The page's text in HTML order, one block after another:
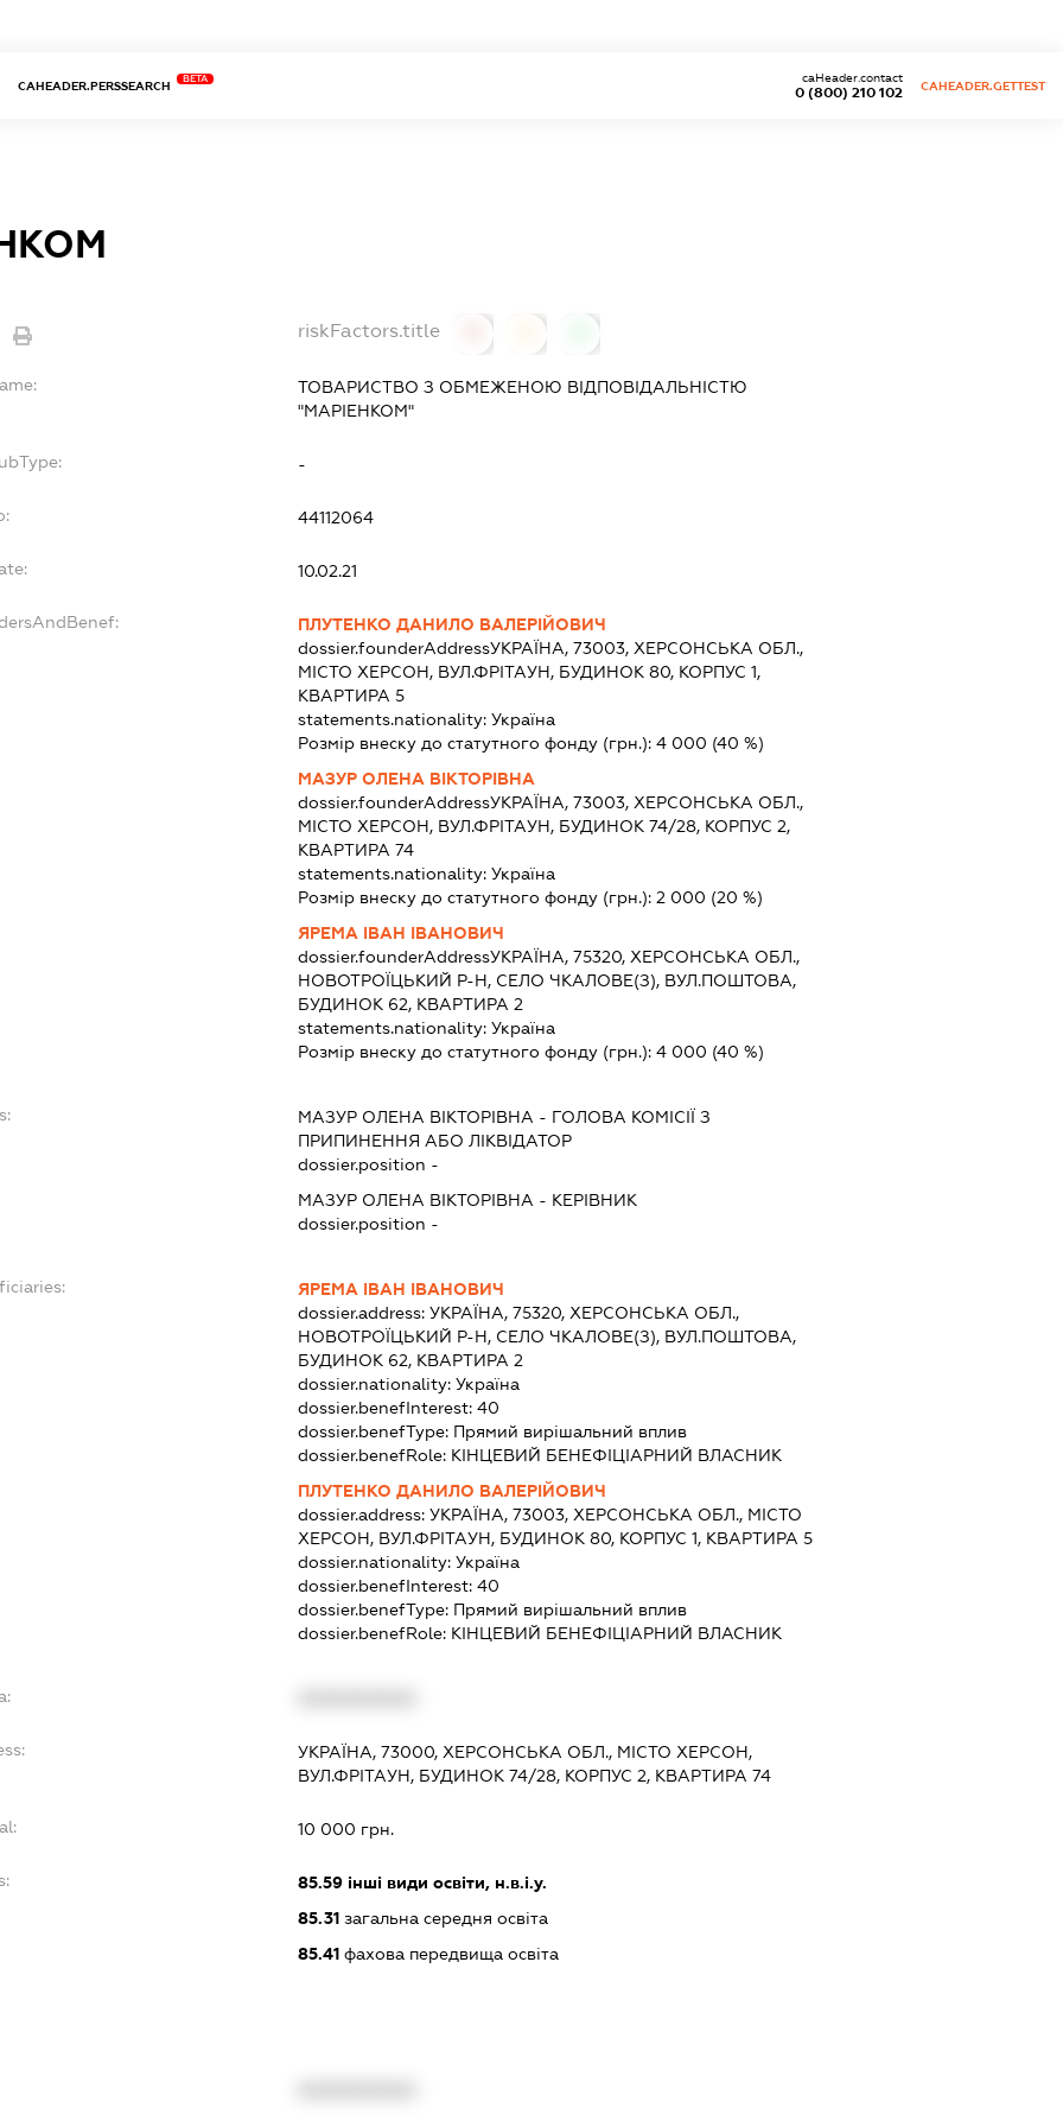
CAHEADER.PERSSEARCH
BETA
0 (800) 210 102
caHeader.contact
CAHEADER.GETTEST
riskFactors.title
ТОВАРИСТВО З ОБМЕЖЕНОЮ ВІДПОВІДАЛЬНІСТЮ
"МАРІЕНКОМ"
-
44112064
10.02.21
ПЛУТЕНКО ДАНИЛО ВАЛЕРІЙОВИЧ
dossier.founderAddressУКРАЇНА, 73003, ХЕРСОНСЬКА ОБЛ.,
МІСТО ХЕРСОН, ВУЛ.ФРІТАУН, БУДИНОК 80, КОРПУС 1,
КВАРТИРА 5
statements.nationality: Україна
Розмір внеску до статутного фонду (грн.): 4 000 (40 %)
МАЗУР ОЛЕНА ВІКТОРІВНА
dossier.founderAddressУКРАЇНА, 73003, ХЕРСОНСЬКА ОБЛ.,
МІСТО ХЕРСОН, ВУЛ.ФРІТАУН, БУДИНОК 74/28, КОРПУС 2,
КВАРТИРА 74
statements.nationality: Україна
Розмір внеску до статутного фонду (грн.): 2 000 (20 %)
ЯРЕМА ІВАН ІВАНОВИЧ
dossier.founderAddressУКРАЇНА, 75320, ХЕРСОНСЬКА ОБЛ.,
НОВОТРОЇЦЬКИЙ Р-Н, СЕЛО ЧКАЛОВЕ(З), ВУЛ.ПОШТОВА,
БУДИНОК 62, КВАРТИРА 2
statements.nationality: Україна
Розмір внеску до статутного фонду (грн.): 4 000 (40 %)
МАЗУР ОЛЕНА ВІКТОРІВНА - ГОЛОВА КОМІСІЇ З
ПРИПИНЕННЯ АБО ЛІКВІДАТОР
dossier.position -
МАЗУР ОЛЕНА ВІКТОРІВНА - КЕРІВНИК
dossier.position -
ЯРЕМА ІВАН ІВАНОВИЧ
dossier.address: УКРАЇНА, 75320, ХЕРСОНСЬКА ОБЛ.,
НОВОТРОЇЦЬКИЙ Р-Н, СЕЛО ЧКАЛОВЕ(З), ВУЛ.ПОШТОВА,
БУДИНОК 62, КВАРТИРА 2
dossier.nationality: Україна
dossier.benefInterest: 40
dossier.benefType: Прямий вирішальний вплив
dossier.benefRole: КІНЦЕВИЙ БЕНЕФІЦІАРНИЙ ВЛАСНИК
ПЛУТЕНКО ДАНИЛО ВАЛЕРІЙОВИЧ
dossier.address: УКРАЇНА, 73003, ХЕРСОНСЬКА ОБЛ., МІСТО
ХЕРСОН, ВУЛ.ФРІТАУН, БУДИНОК 80, КОРПУС 1, КВАРТИРА 5
dossier.nationality: Україна
dossier.benefInterest: 40
dossier.benefType: Прямий вирішальний вплив
dossier.benefRole: КІНЦЕВИЙ БЕНЕФІЦІАРНИЙ ВЛАСНИК
УКРАЇНА, 73000, ХЕРСОНСЬКА ОБЛ., МІСТО ХЕРСОН,
ВУЛ.ФРІТАУН, БУДИНОК 74/28, КОРПУС 2, КВАРТИРА 74
10 000 грн.
85.59інші види освіти, н.в.і.у.
85.31загальна середня освіта
85.41фахова передвища освіта